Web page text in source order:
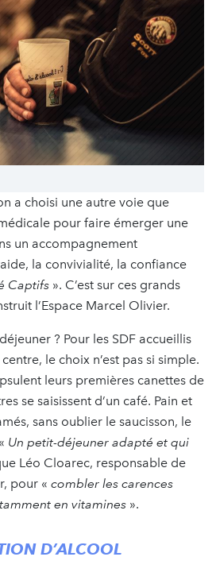
a choisi une autre voie que
pour faire émerger une
un accompagnement
la convivialité, la confiance
Captifs ». C’est sur ces grands
l’Espace Marcel Olivier.
? Pour les SDF accueillis
le choix n’est pas si simple.
leurs premières canettes de
se saisissent d’un café. Pain et
sans oublier le saucisson, le
Un petit-déjeuner adapté et qui
Léo Cloarec, responsable de
pour « combler les carences
en vitamines ».
D’ALCOOL